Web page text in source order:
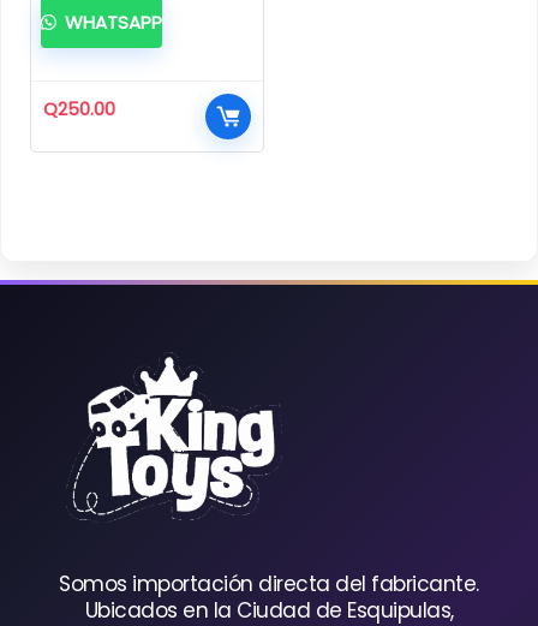
Q250.00
WHATSAPP
Somos importación directa del fabricante.
Ubicados en la Ciudad de Esquipulas,